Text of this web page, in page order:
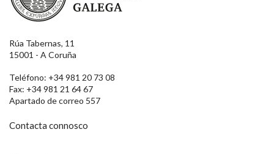
Rúa Tabernas, 11
15001 - A Coruña
Teléfono: +34 981 20 73 08
Fax: +34 981 21 64 67
Apartado de correo 557
Contacta connosco